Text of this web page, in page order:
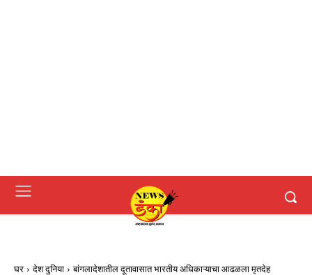
घर देश दुनिया बांगलादेशातील दूतावासात भारतीय अधिकाऱ्याचा आढळला मृतदेह